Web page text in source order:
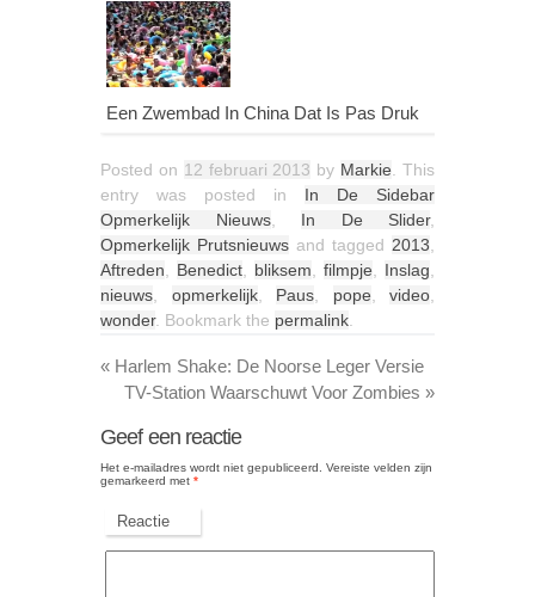
Een Zwembad In China Dat Is Pas Druk
Posted on 12 februari 2013 by Markie . This
entry was posted in In De Sidebar
Opmerkelijk Nieuws, In De Slider,
Opmerkelijk Prutsnieuws and tagged 2013
Aftreden
Benedict bliksem filmpje Inslag
nieuws
opmerkelijk, Paus pope video
wonder. Bookmark the permalink
« Harlem Shake: De Noorse Leger Versie
TV-Station Waarschuwt Voor Zombies »
Geef een reactie
Het e-mailadres wordt niet gepubliceerd.
Vereiste velden zijn
gemarkeerd met *
Reactie